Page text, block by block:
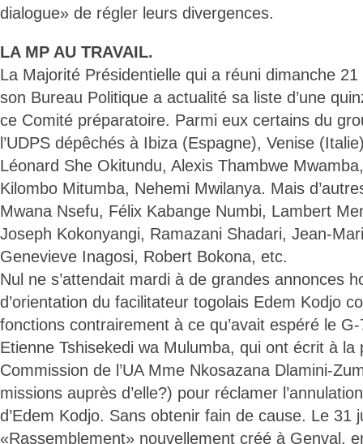
dialogue» de régler leurs divergences.
LA MP AU TRAVAIL.
La Majorité Présidentielle qui a réuni dimanche
son Bureau Politique a actualité sa liste d’une
ce Comité préparatoire. Parmi eux certains du
l’UDPS dépêchés à Ibiza (Espagne), Venise
Léonard She Okitundu, Alexis Thambwe
Kilombo Mitumba, Nehemi Mwilanya. Mais
Mwana Nsefu, Félix Kabange Numbi, Lambert
Joseph Kokonyangi, Ramazani Shadari, Jean-
Genevieve Inagosi, Robert Bokona, etc.
Nul ne s’attendait mardi à de grandes annonces
d’orientation du facilitateur togolais Edem Kodjo
fonctions contrairement à ce qu’avait espéré le
Etienne Tshisekedi wa Mulumba, qui ont écrit à la
Commission de l’UA Mme Nkosazana Dlamini-
missions auprès d’elle?) pour réclamer
d’Edem Kodjo. Sans obtenir fain de cause. Le 31
«Rassemblement» nouvellement créé à Genval,